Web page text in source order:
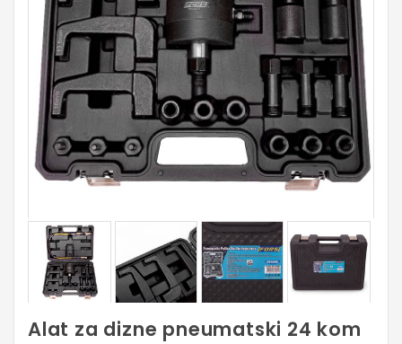
Alat za dizne pneumatski 24 kom